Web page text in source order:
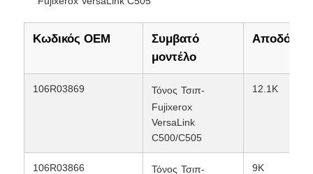
επαφή
Νέα
Κωδικός OEM
Συμβατό
μοντέλο
106R03869 Τόνος Τσιπ-
Fujixerox
VersaLink
C500/C505
12.1K
106R03866 Τόνος Τσιπ-
9K